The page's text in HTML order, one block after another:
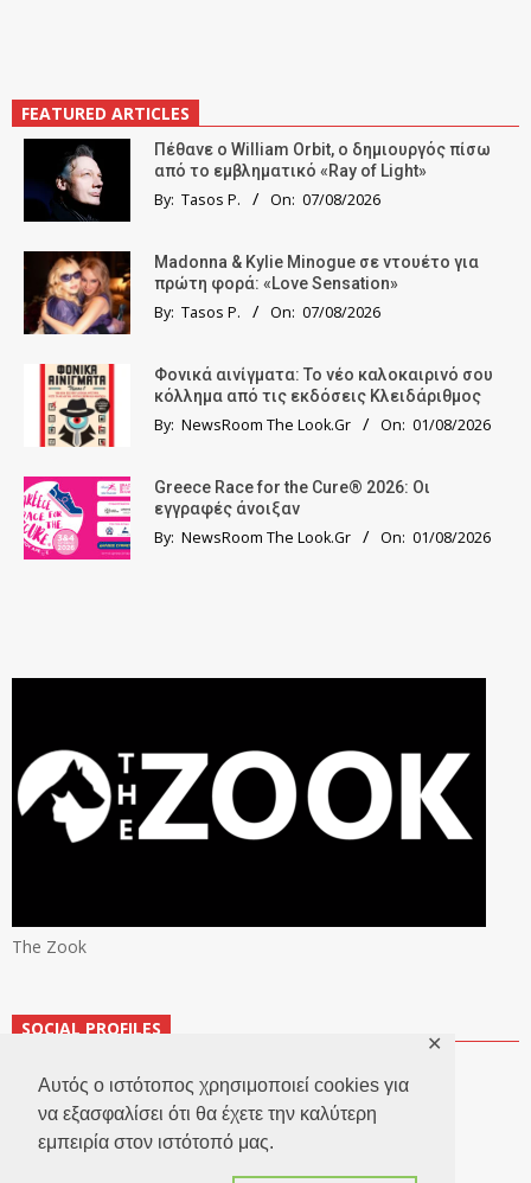
Αυτός ο ιστότοπος χρησιμοποιεί cookies για
να εξασφαλίσει ότι θα έχετε την καλύτερη
εμπειρία στον ιστότοπό μας.
✕
FEATURED ARTICLES
Πέθανε ο William Orbit, ο δημιουργός πίσω
από το εμβληματικό «Ray of Light»
By: Tasos P. On: 07/08/2026
Madonna & Kylie Minogue σε ντουέτο για
πρώτη φορά: «Love Sensation»
By: Tasos P. On: 07/08/2026
Φονικά αινίγματα: Το νέο καλοκαιρινό σου
κόλλημα από τις εκδόσεις Κλειδάριθμος
By: NewsRoom The Look.Gr On: 01/08/2026
Greece Race for the Cure® 2026: Οι
εγγραφές άνοιξαν
By: NewsRoom The Look.Gr On: 01/08/2026
The Zook
SOCIAL PROFILES